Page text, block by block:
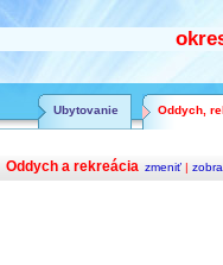
Oddych,
Ubytovanie
Oddych a rekreácia zmeniť |